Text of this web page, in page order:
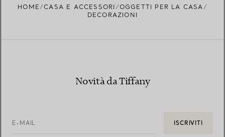
HOME CASA E ACCESSORI
OGGETTI PER LA CASA
DECORAZIONI
Novità da Tiffany
E-MAIL ISCRIVITI